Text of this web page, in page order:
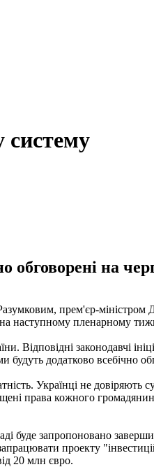
систему
на
прем'єр-міністром
наступному пленарному
Відповідні законодавчі
додатково всебічно
Українці не
права кожного
буде запропоновано
проекту
20 млн євро.